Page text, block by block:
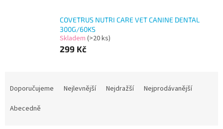
COVETRUS NUTRI CARE VET CANINE DENTAL
300G/60KS
Skladem (>20 ks)
299 Kč
Doporučujeme Nejlevnější Nejdražší
Nejprodávanější
Abecedně